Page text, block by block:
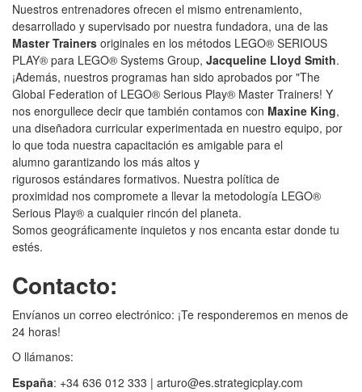
Nuestros entrenadores ofrecen el mismo entrenamiento,
desarrollado y supervisado por nuestra fundadora, una de las
Master Trainers originales en los métodos LEGO® SERIOUS
PLAY® para LEGO® Systems Group, Jacqueline Lloyd Smith.
¡Además, nuestros programas han sido aprobados por "The
Global Federation of LEGO® Serious Play® Master Trainers! Y
nos enorgullece decir que también contamos con Maxine King,
una diseñadora curricular experimentada en nuestro equipo, por
lo que toda nuestra capacitación es amigable para el
alumno garantizando los más altos y
rigurosos estándares formativos. Nuestra política de
proximidad nos compromete a llevar la metodología LEGO®
Serious Play® a cualquier rincón del planeta.
Somos geográficamente inquietos y nos encanta estar donde tu
estés.
Contacto:
Envíanos un correo electrónico: ¡Te responderemos en menos de
24 horas!
O llámanos:
España: +34 636 012 333 | arturo@es.strategicplay.com